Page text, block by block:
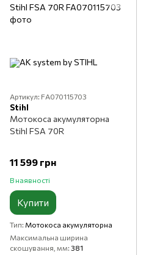
Артикул: FA070115703
Stihl
Мотокоса акумуляторна
Stihl FSA 70R
11 599 грн
В наявності
Купити
Тип Мотокоса акумуляторна
Максимальна ширина
скошування, мм 381